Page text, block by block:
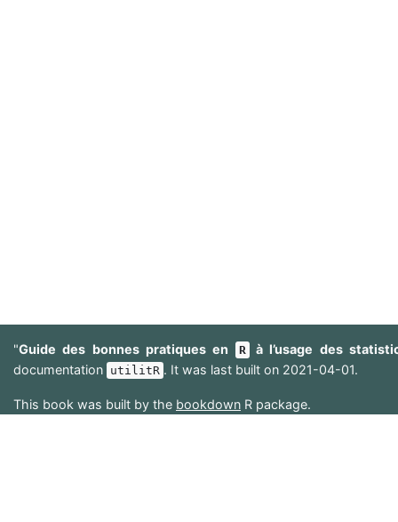
"Guide des bonnes pratiques en R
à l’usage des
documentation utilitR . It was last built on 2021-04-01.
This book was built by the bookdown R package.